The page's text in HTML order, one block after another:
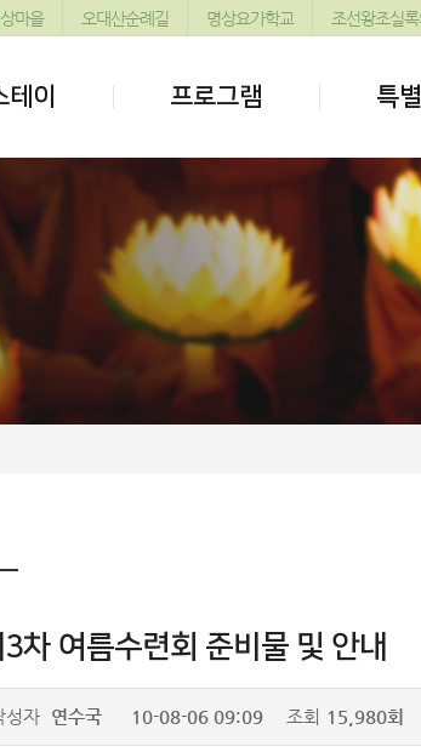
마을 오대산순례길 명상요가학교 조선왕조실
이 프로그램 특
차 여름수련회 준비물 및 안내
성자 연수국 10-08-06 09:09 조회 15,980회